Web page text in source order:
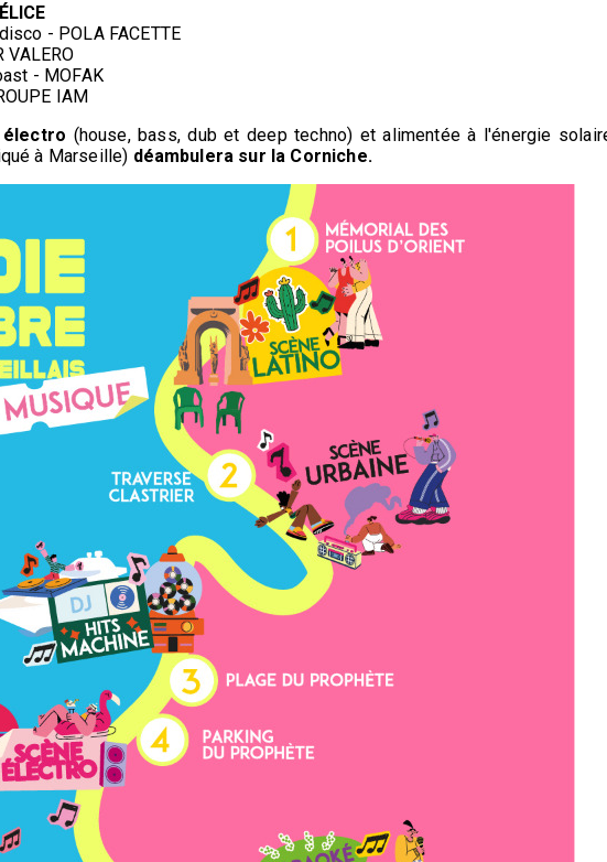
- POLA FACETTE
- MOFAK
IAM
(house, bass, dub et deep techno) et alimentée à l'énergie
à Marseille) déambulera sur la Corniche.